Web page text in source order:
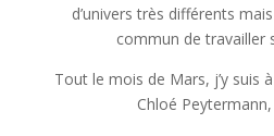
d’univers très différents
commun de travailler
Tout le mois de Mars, j’y suis
Chloé